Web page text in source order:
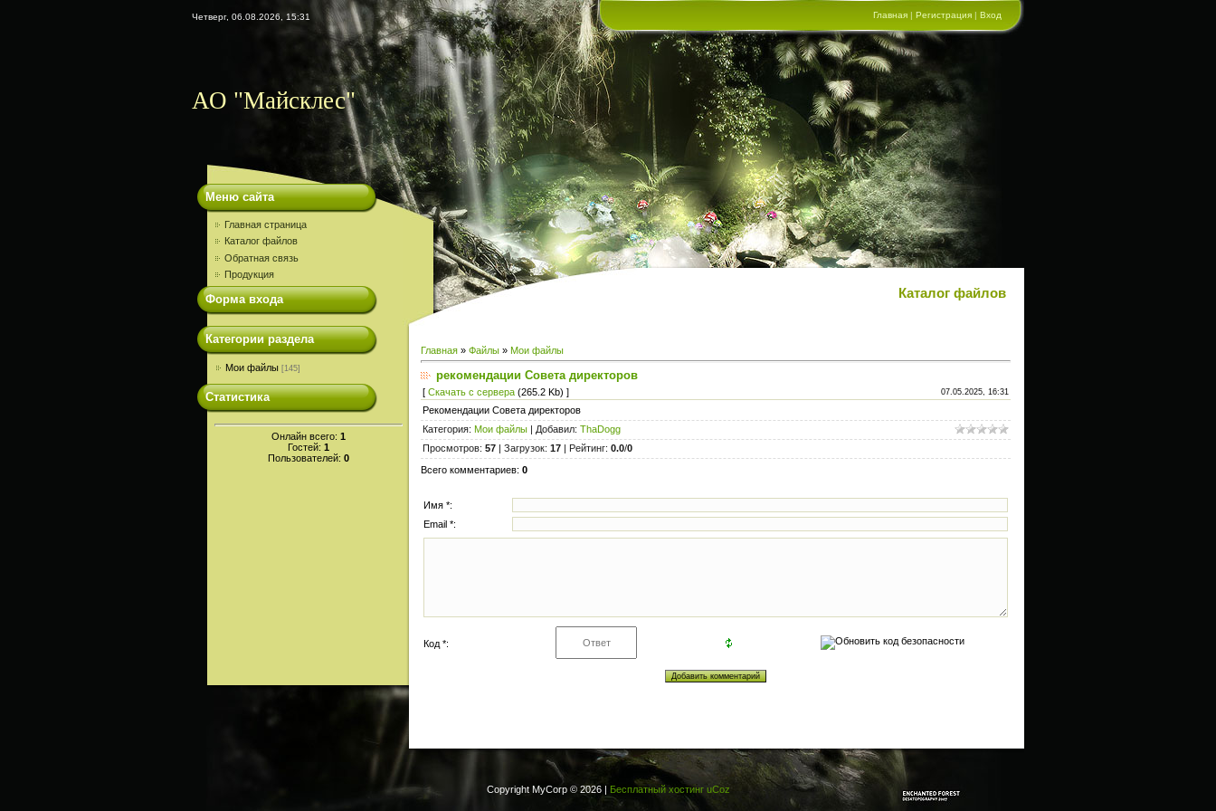
Четверг, 06.08.2026, 15:31 Главная | Регистрация | Вход
АО "Майсклес"
Меню сайта
Главная страница
Каталог файлов
Обратная связь
Продукция
Форма входа
Категории раздела
Мои файлы [145]
Статистика
Онлайн всего: 1
Гостей: 1
Пользователей: 0
Каталог файлов
Главная » Файлы » Мои файлы
рекомендации Совета директоров
[ Скачать с сервера (265.2 Kb) ] 07.05.2025, 16:31
Рекомендации Совета директоров
Категория: Мои файлы | Добавил: ThaDogg
Просмотров: 57 | Загрузок: 17 | Рейтинг: 0.0/0
Всего комментариев: 0
Имя *:
Email *:
Код *:
Copyright MyCorp © 2026| Бесплатный хостинг uCoz